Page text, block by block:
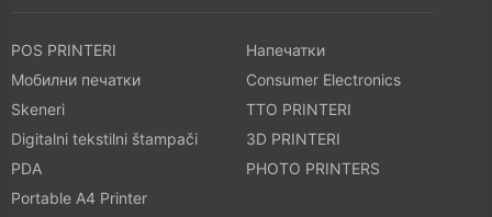
POS PRINTERI
Напечатки
Мобилни печатки
Consumer Electronics
Skeneri
TTO PRINTERI
Digitalni tekstilni štampači
3D PRINTERI
PDA
PHOTO PRINTERS
Portable A4 Printer